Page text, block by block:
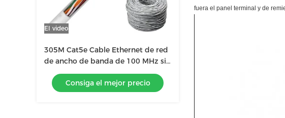
El video
305M Cat5e Cable Ethernet de red
de ancho de banda de 100 MHz sin
blindaje
Consiga el mejor precio
fuera el panel terminal y de